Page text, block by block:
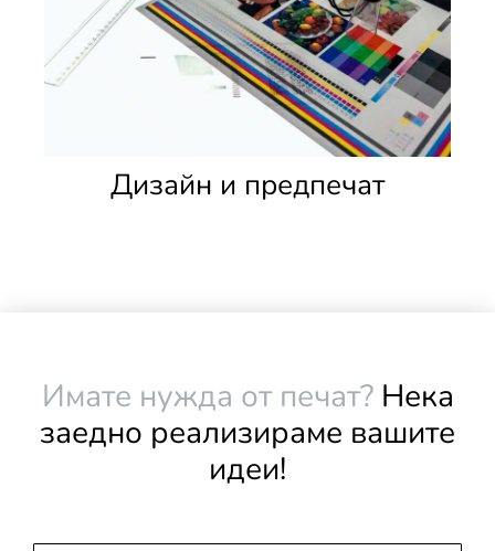
Дизайн и предпечат
Имате нужда от печат?Нека
заедно реализираме вашите
идеи!